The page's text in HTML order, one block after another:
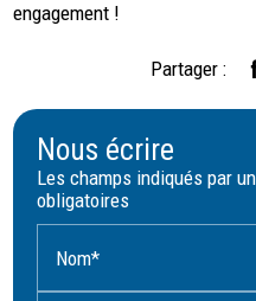
engagement !
Partager :
Nous écrire
Les champs indiqués par
obligatoires
Nom*